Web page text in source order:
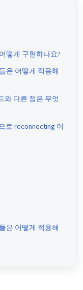
떻게 구현하나요?
은 어떻게 적용해
와 다른 점은 무엇
로 reconnecting 이
은 어떻게 적용해